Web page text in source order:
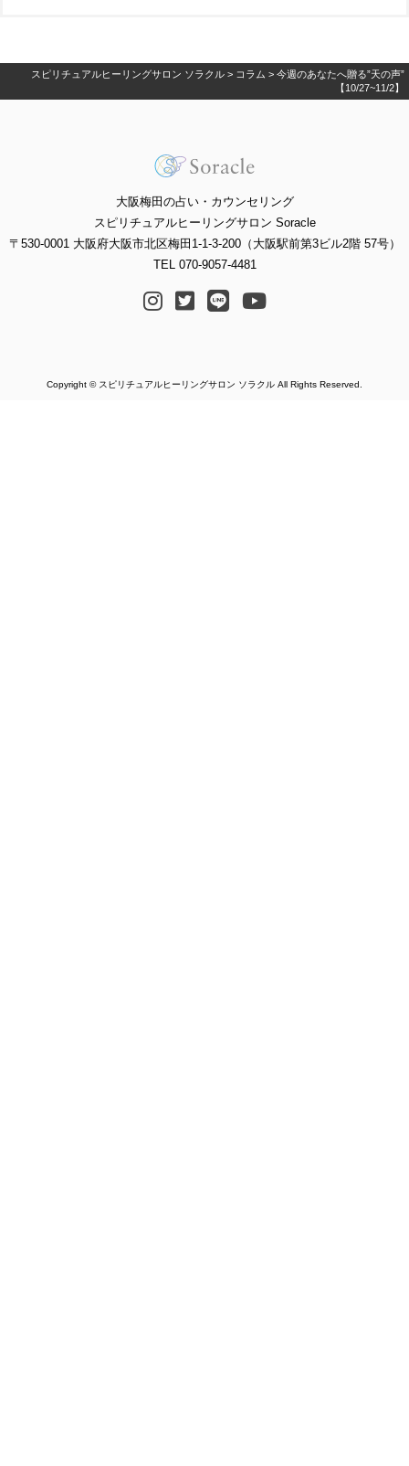
スピリチュアルヒーリングサロン ソラクル > コラム > 今週のあなたへ贈る”天の声”
【10/27~11/2】
大阪梅田の占い・カウンセリング
スピリチュアルヒーリングサロン Soracle
〒530-0001 大阪府大阪市北区梅田1-1-3-200（大阪駅前第3ビル2階 57号）
TEL 070-9057-4481
Copyright © スピリチュアルヒーリングサロン ソラクル All Rights Reserved.